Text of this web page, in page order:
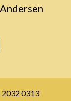
2032 0313